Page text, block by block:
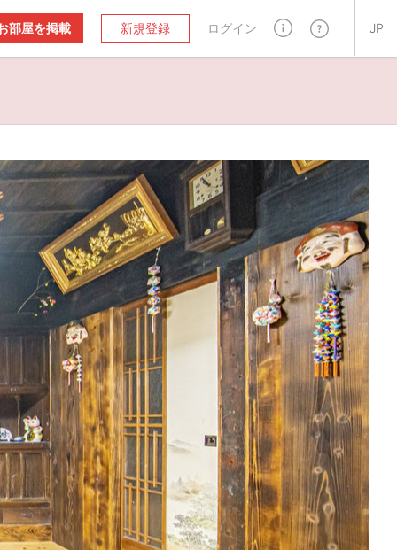
部屋を掲載 新規登録 ログイン JP